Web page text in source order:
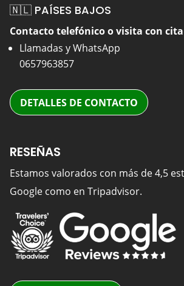
🇳🇱 PAÍSES BAJOS
Contacto telefónico o visita con
Llamadas y WhatsApp
0657963857
DETALLES DE CONTACTO
RESEÑAS
Estamos valorados con más de 4,5
Google como en Tripadvisor.